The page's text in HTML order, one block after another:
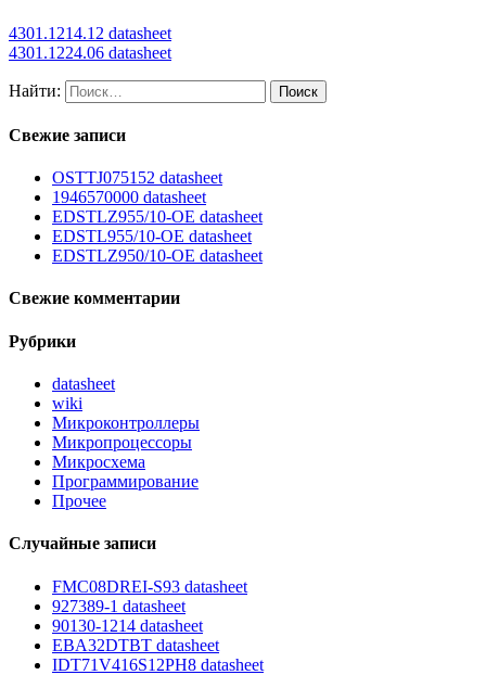
4301.1214.12 datasheet
4301.1224.06 datasheet
Найти:
Свежие записи
OSTTJ075152 datasheet
1946570000 datasheet
EDSTLZ955/10-OE datasheet
EDSTL955/10-OE datasheet
EDSTLZ950/10-OE datasheet
Свежие комментарии
Рубрики
datasheet
wiki
Микроконтроллеры
Микропроцессоры
Микросхема
Программирование
Прочее
Случайные записи
FMC08DREI-S93 datasheet
927389-1 datasheet
90130-1214 datasheet
EBA32DTBT datasheet
IDT71V416S12PH8 datasheet